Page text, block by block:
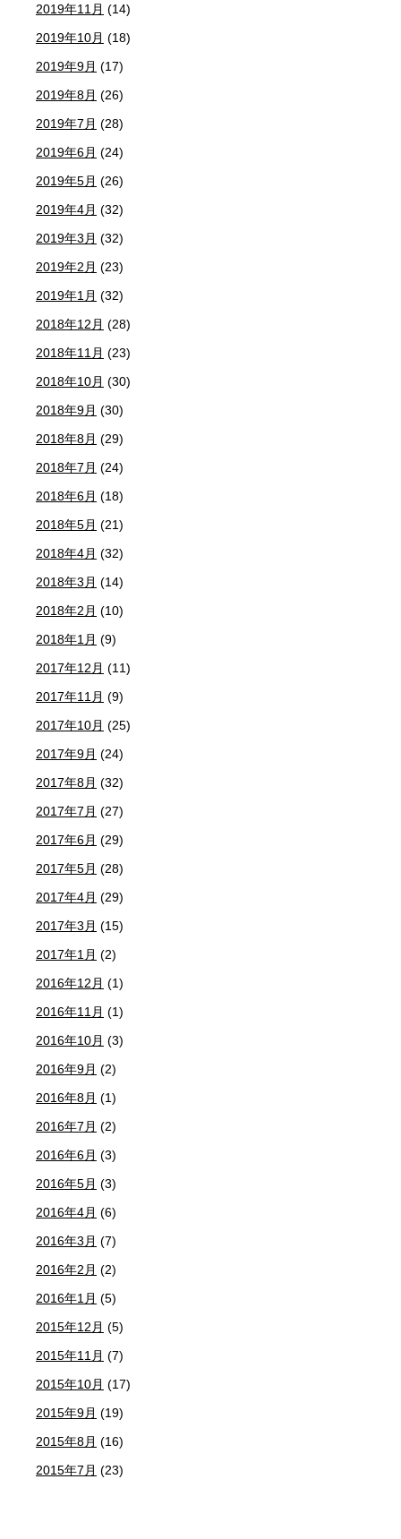
2019年11月 (14)
2019年10月 (18)
2019年9月 (17)
2019年8月 (26)
2019年7月 (28)
2019年6月 (24)
2019年5月 (26)
2019年4月 (32)
2019年3月 (32)
2019年2月 (23)
2019年1月 (32)
2018年12月 (28)
2018年11月 (23)
2018年10月 (30)
2018年9月 (30)
2018年8月 (29)
2018年7月 (24)
2018年6月 (18)
2018年5月 (21)
2018年4月 (32)
2018年3月 (14)
2018年2月 (10)
2018年1月 (9)
2017年12月 (11)
2017年11月 (9)
2017年10月 (25)
2017年9月 (24)
2017年8月 (32)
2017年7月 (27)
2017年6月 (29)
2017年5月 (28)
2017年4月 (29)
2017年3月 (15)
2017年1月 (2)
2016年12月 (1)
2016年11月 (1)
2016年10月 (3)
2016年9月 (2)
2016年8月 (1)
2016年7月 (2)
2016年6月 (3)
2016年5月 (3)
2016年4月 (6)
2016年3月 (7)
2016年2月 (2)
2016年1月 (5)
2015年12月 (5)
2015年11月 (7)
2015年10月 (17)
2015年9月 (19)
2015年8月 (16)
2015年7月 (23)